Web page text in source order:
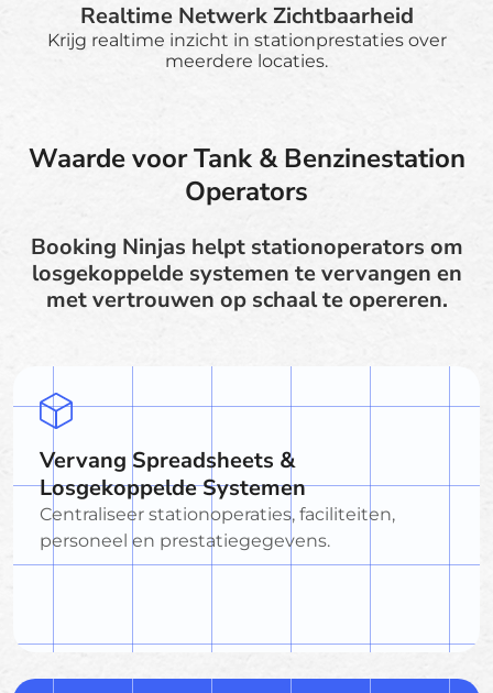
Realtime Netwerk Zichtbaarheid
Krijg realtime inzicht in stationprestaties over
meerdere locaties.
Waarde voor Tank & Benzinestation
Operators
Booking Ninjas helpt stationoperators om
losgekoppelde systemen te vervangen en
met vertrouwen op schaal te opereren.
Vervang Spreadsheets &
Losgekoppelde Systemen
Centraliseer stationoperaties, faciliteiten,
personeel en prestatiegegevens.